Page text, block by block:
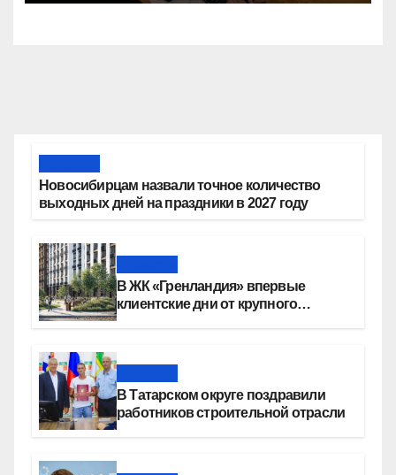
Новосибирцам назвали точное количество
выходных дней на праздники в 2027 году
В ЖК «Гренландия» впервые
клиентские дни от крупного
В Татарском округе поздравили
работников строительной отрасли